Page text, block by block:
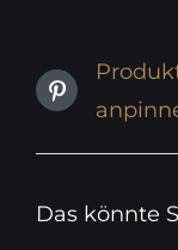
Das könnte